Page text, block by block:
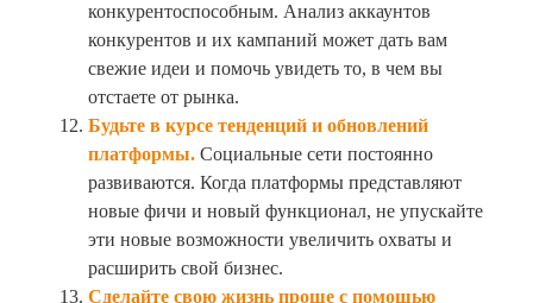
конкурентоспособным. Анализ аккаунтов
конкурентов и их кампаний может дать вам
свежие идеи и помочь увидеть то, в чем вы
отстаете от рынка.
Будьте в курсе тенденций и обновлений
платформы. Социальные сети постоянно
развиваются. Когда платформы представляют
новые фичи и новый функционал, не упускайте
эти новые возможности увеличить охваты и
расширить свой бизнес.
Сделайте свою жизнь проще с помощью